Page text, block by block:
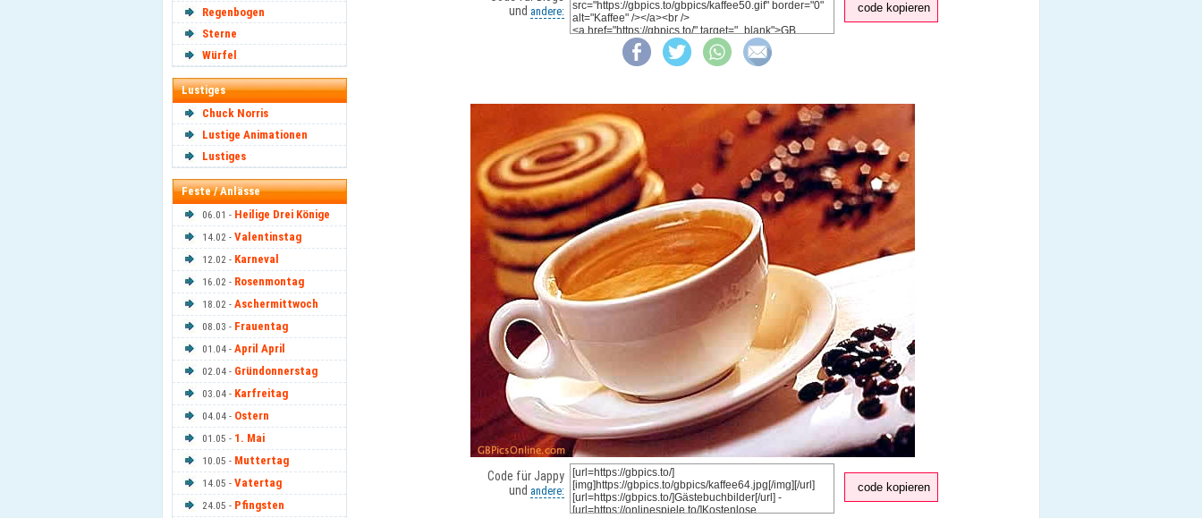
Regenbogen
Sterne
Würfel
Lustiges
Chuck Norris
Lustige Animationen
Lustiges
Feste / Anlässe
06.01 - Heilige Drei Könige
14.02 - Valentinstag
12.02 - Karneval
16.02 - Rosenmontag
18.02 - Aschermittwoch
08.03 - Frauentag
01.04 - April April
02.04 - Gründonnerstag
03.04 - Karfreitag
04.04 - Ostern
01.05 - 1. Mai
10.05 - Muttertag
14.05 - Vatertag
24.05 - Pfingsten
und andere: code kopieren
Code für Jappy
und andere: code kopieren